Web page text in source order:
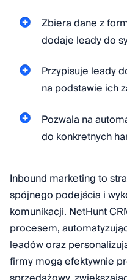
Zbiera dane z
dodaje leady do
Przypisuje leady
na podstawie ich
Pozwala na
do konkretnych
Inbound marketing to
spójnego podejścia i
komunikacji. NetHunt
procesem,
leadów oraz
firmy mogą efektywnie